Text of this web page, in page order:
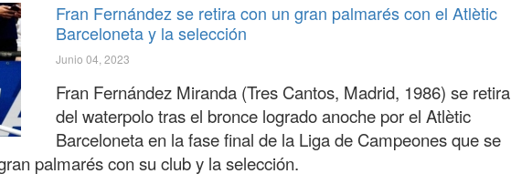
Fran Fernández se retira con un gran palmarés con el Atlètic
Barceloneta y la selección
Junio 04, 2023
Fran Fernández Miranda (Tres Cantos, Madrid, 1986) se retira
del waterpolo tras el bronce logrado anoche por el Atlètic
Barceloneta en la fase final de la Liga de Campeones que se
palmarés con su club y la selección.